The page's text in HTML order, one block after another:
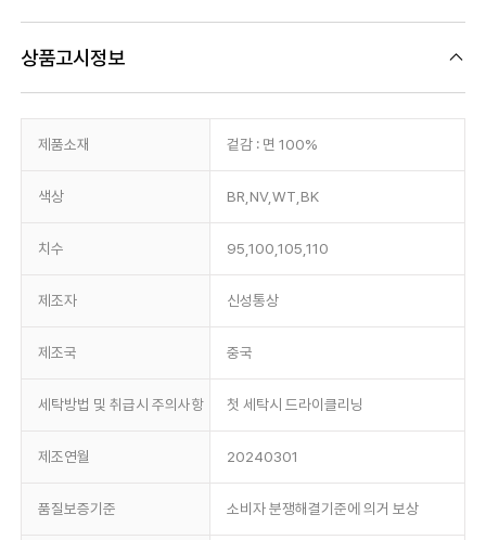
상품고시정보
제품소재 겉감 : 면 100%
색상 BR,NV,WT,BK
치수 95,100,105,110
제조자 신성통상
제조국 중국
세탁방법 및 취급시 주의사항 첫 세탁시 드라이클리닝
제조연월 20240301
품질보증기준 소비자 분쟁해결기준에 의거 보상